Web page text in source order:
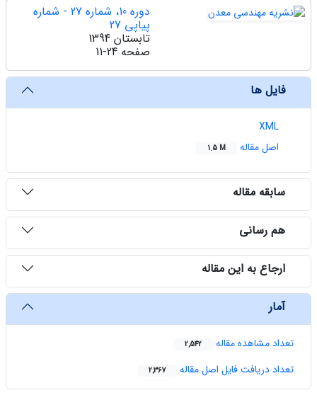
دوره 10، شماره 27 - شماره
پیاپی 27
تابستان 1394
صفحه 11-24
فایل ها
XML
اصل مقاله
1.5 M
سابقه مقاله
هم رسانی
ارجاع به این مقاله
آمار
تعداد مشاهده مقاله 2,542
تعداد دریافت فایل اصل مقاله 2,367